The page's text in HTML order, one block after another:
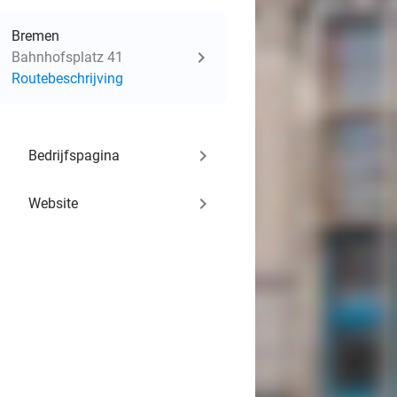
Bremen
Bahnhofsplatz 41
Routebeschrijving
Bedrijfspagina keyboard_arrow_right
Website keyboard_arrow_right